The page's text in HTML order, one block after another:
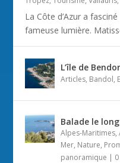
La Côte d’Azur a
fameuse lumière.
L’île de Bendor
Articles, Bandol,
Balade le
Alpes-Maritimes,
Mer, Nature,
panoramique |